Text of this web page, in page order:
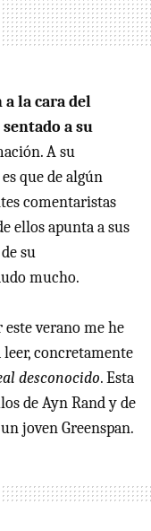
la cara del
a su
A su
que de algún
comentaristas
ellos apunta a sus
su
mucho.
verano me he
leer, concretamente
desconocido. Esta
de Ayn Rand y de
joven Greenspan.